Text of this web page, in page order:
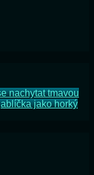
nachytat tmavou
jako horký